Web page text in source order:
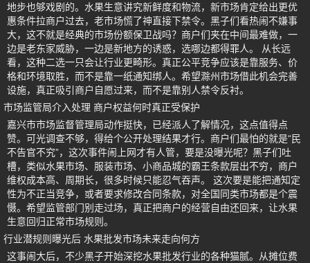
地步也够戏剧的。水果生意讲究新鲜度和物流，新市场肯定给出更优
惠条件拉商户过去，老市场慌了神直接下禁令。黑子们看热闹不嫌事
大，这不就是经典的市场份额保卫战吗？商户们夹在中间最难做，一
边是老东家威胁，一边是新地方的诱惑，选哪边都得罪人。 从长远
看，这种二选一只会让行业更畸形。真正公平竞争应该是靠服务、价
格和环境取胜，而不是靠一纸通知绑人。希望滁州市场借此机会完善
设施，真正吸引商户自愿过来，而不是靠别人禁令反衬。
市场监管局介入处理 商户权益何时真正受保护
嘉兴市市场监督管理局动作挺快，已经派人了解情况，这点值得点
赞。可光调查不够，得给个公开处理结果才行。商户们最怕的就是“民
不告官不究”，这次事件闹上网才有人管，要是没曝光呢？黑子们吐
槽，类似水果市场、服装市场、小商品城的霸王条款层出不穷，商户
维权成本高、周期长，很多时候只能忍气吞声。 这次要是能把通知定
性为不正当竞争，或者要求修改合同条款，对全国同类市场都是个震
慑。希望监管部门别走过场，真正把商户的经营自由还回来，让水果
生意回归正常市场规则。
行业潜规则曝光后 水果批发市场未来走向何方
这事闹大后，不少黑子开始深挖水果批发行业的各种猫腻。从摊位费